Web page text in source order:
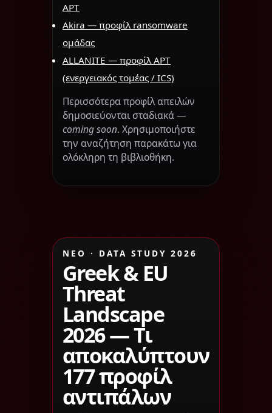
APT
Akira — προφίλ ransomware
ομάδας
ALLANITE — προφίλ APT
(ενεργειακός τομέας / ICS)
Περισσότερα προφίλ απειλών
δημοσιεύονται σταδιακά —
coming soon. Χρησιμοποιήστε
την αναζήτηση παρακάτω για
ολόκληρη τη βιβλιοθήκη.
ΝΈΟ · DATA STUDY 2026
Greek & EU
Threat
Landscape
2026 — Τι
αποκαλύπτουν
177 προφίλ
αντιπάλων